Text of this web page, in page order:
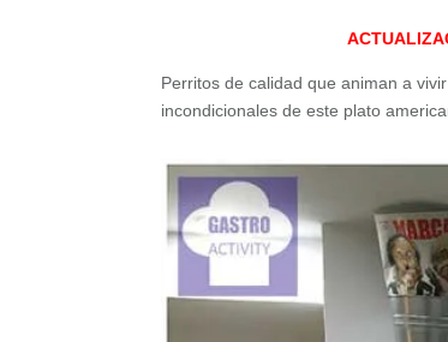
Perritos de calidad que animan a
incondicionales de este plato